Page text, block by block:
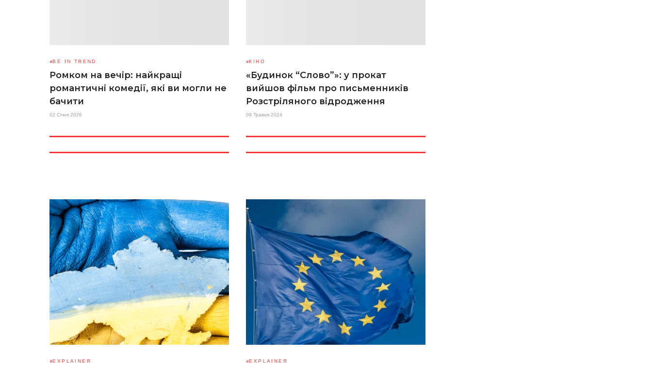
BE IN TREND
Ромком на вечір: найкращі
романтичні комедії, які ви могли не
бачити
02 Січня 2026
КІНО
«Будинок “Слово”»: у прокат
вийшов фільм про письменників
Розстріляного відродження
09 Травня 2024
EXPLAINER EXPLAINER